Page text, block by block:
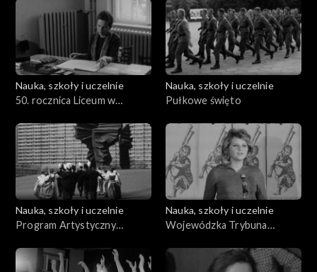
Nauka, szkoły i uczelnie
50. rocznica Liceum w
Nauka, szkoły i uczelnie
Pułkowe święto
Nauka, szkoły i uczelnie
Program Artystyczny
Nauka, szkoły i uczelnie
Wojewódzka Trybuna